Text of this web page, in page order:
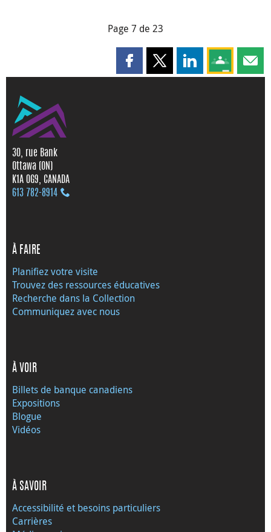
Page 7 de 23
Partager cette page sur
Partager cette page sur X
Partager cette
Partagez
30, rue Bank
Ottawa (ON)
K1A 0G9, CANADA
613 782‑8914
À FAIRE
Planifiez votre visite
Trouvez des ressources éducatives
Recherche dans la Collection
Communiquez avec nous
À VOIR
Billets de banque canadiens
Expositions
Blogue
Vidéos
À SAVOIR
Accessibilité et besoins particuliers
Carrières